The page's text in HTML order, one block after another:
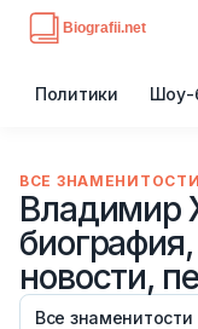
Политики Шоу-
ВСЕ ЗНАМЕНИТОСТИ
Владимир
новости,
Все знаменитости